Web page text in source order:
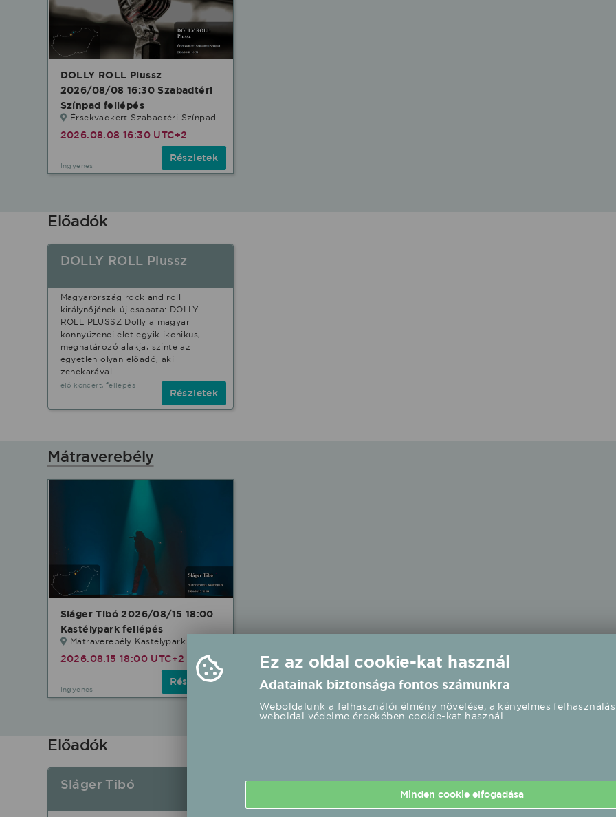
DOLLY ROLL Plussz
2026/08/08 16:30 Szabadtéri
Színpad fellépés
Érsekvadkert Szabadtéri Színpad
2026.08.08 16:30 UTC+2
Ingyenes
Részletek
Előadók
DOLLY ROLL Plussz
Magyarország rock and roll
királynőjének új csapata: DOLLY
ROLL PLUSSZ Dolly a magyar
könnyűzenei élet egyik ikonikus,
meghatározó alakja, szinte az
egyetlen olyan előadó, aki
zenekarával
élő koncert, fellépés
Részletek
Mátraverebély
Sláger Tibó 2026/08/15 18:00
Kastélypark fellépés
Mátraverebély Kastélypark
2026.08.15 18:00 UTC+2
Ingyenes
Részletek
Előadók
Sláger Tibó
Ez az oldal cookie-kat használ
Adatainak biztonsága fontos számunkra
Weboldalunk a felhasználói élmény növelése, a kényelmes
weboldal védelme érdekében cookie-kat használ.
Minden cookie elfogadása